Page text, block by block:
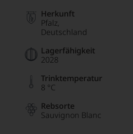
Herkunft
Pfalz
Deutschland
Lagerfähigkeit
2028
Trinktemperatur
8 °C
Rebsorte
Sauvignon Blanc